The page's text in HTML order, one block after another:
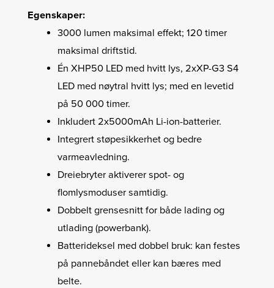
Egenskaper:
3000 lumen maksimal effekt; 120 timer
maksimal driftstid.
Én XHP50 LED med hvitt lys, 2xXP-G3 S4
LED med nøytral hvitt lys; med en levetid
på 50 000 timer.
Inkludert 2x5000mAh Li-ion-batterier.
Integrert støpesikkerhet og bedre
varmeavledning.
Dreiebryter aktiverer spot- og
flomlysmoduser samtidig.
Dobbelt grensesnitt for både lading og
utlading (powerbank).
Batterideksel med dobbel bruk: kan festes
på pannebåndet eller kan bæres med
belte.